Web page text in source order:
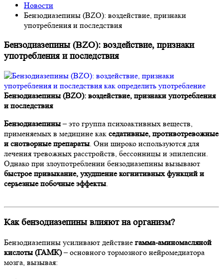
Новости
Бензодиазепины (BZO): воздействие, признаки
употребления и последствия
Бензодиазепины (BZO): воздействие, признаки
употребления и последствия
Бензодиазепины (BZO): воздействие, признаки употребления
и последствия
Бензодиазепины– это группа психоактивных веществ,
применяемых в медицине как седативные, противотревожные
и снотворные препараты. Они широко используются для
лечения тревожных расстройств, бессонницы и эпилепсии.
Однако при злоупотреблении бензодиазепины вызывают
быстрое привыкание, ухудшение когнитивных функций и
серьезные побочные эффекты.
Как бензодиазепины влияют на организм?
Бензодиазепины усиливают действие гамма-аминомасляной
кислоты (ГАМК)– основного тормозного нейромедиатора
мозга, вызывая: